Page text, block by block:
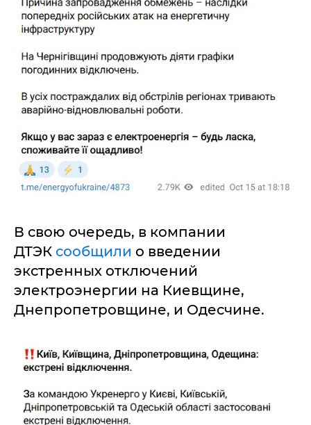
В свою очередь, в компании
ДТЭК сообщили о введении
экстренных отключений
электроэнергии на Киевщине,
Днепропетровщине, и Одесчине.